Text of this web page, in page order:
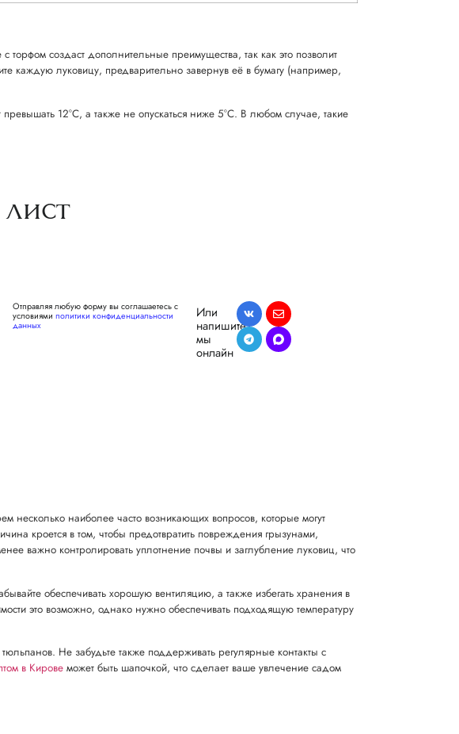
торфом создаст дополнительные преимущества, так как это позволит
каждую луковицу, предварительно завернув её в бумагу (например,
12°C, а также не опускаться ниже 5°C. В любом случае, такие
лист
Отправляя любую форму вы соглашаетесь с
условиями политики конфиденциальности
данных
Или
напишите,
мы
онлайн
несколько наиболее часто возникающих вопросов, которые могут
кроется в том, чтобы предотвратить повреждения грызунами,
важно контролировать уплотнение почвы и заглубление луковиц, что
обеспечивать хорошую вентиляцию, а также избегать хранения в
это возможно, однако нужно обеспечивать подходящую температуру
Не забудьте также поддерживать регулярные контакты с
в Кировеможет быть шапочкой, что сделает ваше увлечение садом